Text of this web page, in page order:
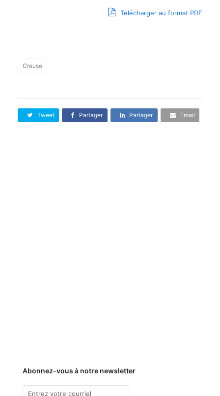
Télécharger au format PDF
Creuse
Tweet Partager Partager Email
Abonnez-vous à notre newsletter